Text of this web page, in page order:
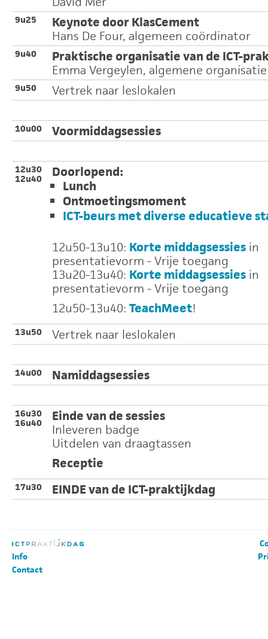
9u25
Keynote door KlasCement
Hans De Four, algemeen coördinator
9u40
Praktische organisatie van de ICT-
Emma Vergeylen, algemene organisatie
9u50 Vertrek naar leslokalen
10u00 Voormiddagsessies
12u30
12u40
Doorlopend:
Lunch
Ontmoetingsmoment
ICT-beurs met diverse educatieve
12u50-13u10: Korte middagsessies in
presentatievorm - Vrije toegang
13u20-13u40: Korte middagsessies in
presentatievorm - Vrije toegang
12u50-13u40: TeachMeet!
13u50 Vertrek naar leslokalen
14u00 Namiddagsessies
16u30
16u40
Einde van de sessies
Inleveren badge
Uitdelen van draagtassen
Receptie
17u30 EINDE van de ICT-praktijkdag
Info
Contact